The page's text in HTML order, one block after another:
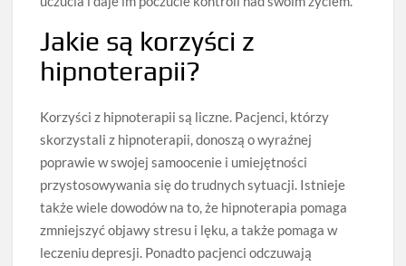
Jakie są korzyści z
hipnoterapii?
Korzyści z hipnoterapii są liczne. Pacjenci, którzy
skorzystali z hipnoterapii, donoszą o wyraźnej
poprawie w swojej samoocenie i umiejętności
przystosowywania się do trudnych sytuacji. Istnieje
także wiele dowodów na to, że hipnoterapia pomaga
zmniejszyć objawy stresu i lęku, a także pomaga w
leczeniu depresji. Ponadto pacjenci odczuwają